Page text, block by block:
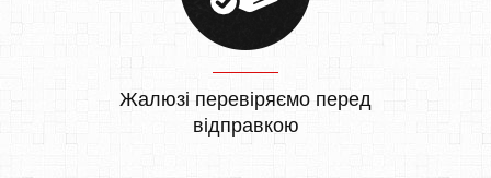
Жалюзі перевіряємо перед
відправкою